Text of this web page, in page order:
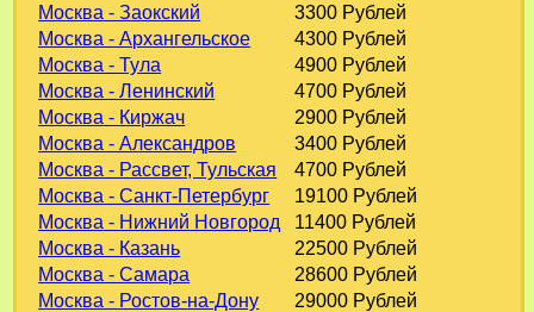
Москва - Заокский
3300 Рублей
Москва - Архангельское
4300 Рублей
Москва - Тула
4900 Рублей
Москва - Ленинский
4700 Рублей
Москва - Киржач
2900 Рублей
Москва - Александров
3400 Рублей
Москва - Рассвет, Тульская
4700 Рублей
Москва - Санкт-Петербург
19100 Рублей
Москва - Нижний Новгород
11400 Рублей
Москва - Казань
22500 Рублей
Москва - Самара
28600 Рублей
Москва - Ростов-на-Дону
29000 Рублей